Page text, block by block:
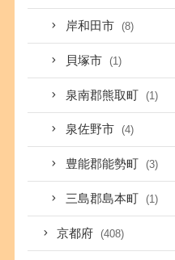
岸和田市 (8)
貝塚市 (1)
泉南郡熊取町 (1)
泉佐野市 (4)
豊能郡能勢町 (3)
三島郡島本町 (1)
京都府 (408)